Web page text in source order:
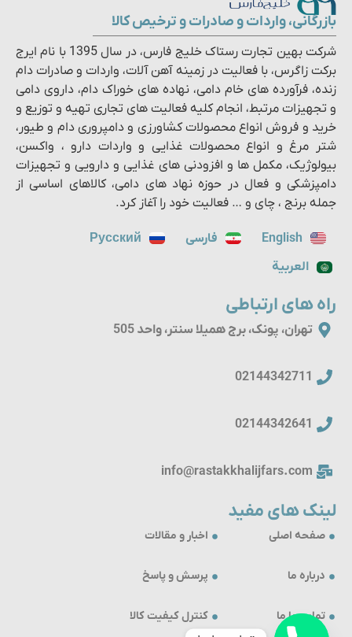
بازرگانی، واردات و صادرات و ترخیص کالا
شرکت بهین تجارت رستاک خلیج فارس، در سال 1395 با نام ایرج
برکت زاگرس، با فعالیت در زمینه آهن آلات، واردات و صادرات دام
زنده، فرآورده های خام دامی، نهاده های خوراک دام، داروی دامی
و تجهیزات مرتبط، انجام کلیه فعالیت های تجاری تهیه و توزیع و
خرید و فروش انواع محصولات کشاورزی و دامپروری دام و طیور،
شتر مرغ و انواع محصولات غذایی و واردات دارو ، واکسن،
بیولوژیک، مکمل ها و افزودنی های غذایی و دارویی و تجهیزات
دامپزشکی و فعال در حوزه نهاد های دامی، کالاهای اساسی از
جمله برنج ، چای و … فعالیت خود را آغاز کرد.
English فارسی
Русский
العربية
راه های ارتباطی
تهران، پونک، برج همیلا سنتر، واحد 505
02144342711
02144342641
info@rastakkhalijfars.com
لینک های مفید
صفحه اصلی
درباره ما
تماس با ما
اخبار و مقالات
پرسش و پاسخ
کنترل کیفیت کالا